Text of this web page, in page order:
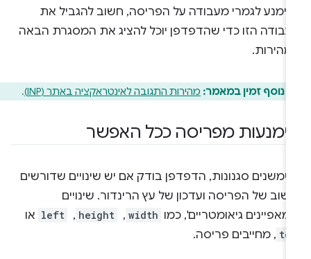
לגמרי מעבודה על הפריסה, חשוב להגביל את
הזו כדי שהדפדפן יוכל להציג את המסגרת הבאה
נוסף זמין במאמר:מהירות התגובה לאינטראקציה באתר (INP) .
מפריסה ככל האפשר
סגנונות, הדפדפן בודק אם יש שינויים שדורשים
של הפריסה ועדכון של עץ הרינדור. שינויים
גיאומטריים', כמו width
, ‏
height
, ‏
left או
, מחייבים פריסה.